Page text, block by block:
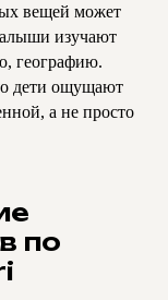
вещей может
изучают
географию.
дети ощущают
а не просто
по